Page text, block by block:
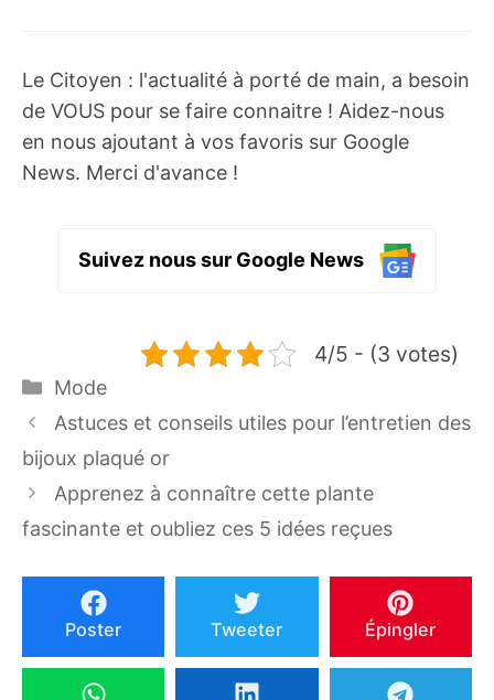
Le Citoyen : l'actualité à porté de main, a besoin
de VOUS pour se faire connaitre ! Aidez-nous
en nous ajoutant à vos favoris sur Google
News. Merci d'avance !
Suivez nous sur Google News
4/5 - (3 votes)
Catégories
Mode
Astuces et conseils utiles pour l’entretien des
bijoux plaqué or
Apprenez à connaître cette plante
fascinante et oubliez ces 5 idées reçues
Poster Tweeter Épingler